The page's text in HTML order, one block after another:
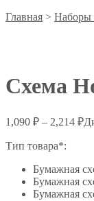
Главная > Наборы
Схема
1,090 ₽ – 2,214 ₽
Тип товара*:
Бумажная
Бумажная
Бумажная